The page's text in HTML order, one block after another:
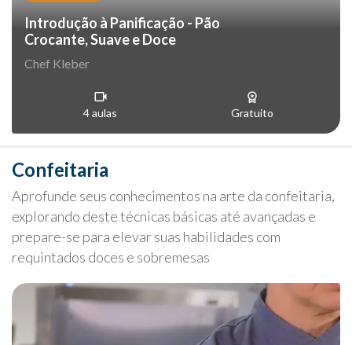
Introdução à Panificação - Pão
Crocante, Suave e Doce
Chef Kleber
4 aulas Gratuito
Confeitaria
Aprofunde seus conhecimentos na arte da confeitaria,
explorando deste técnicas básicas até avançadas e
prepare-se para elevar suas habilidades com
requintados doces e sobremesas